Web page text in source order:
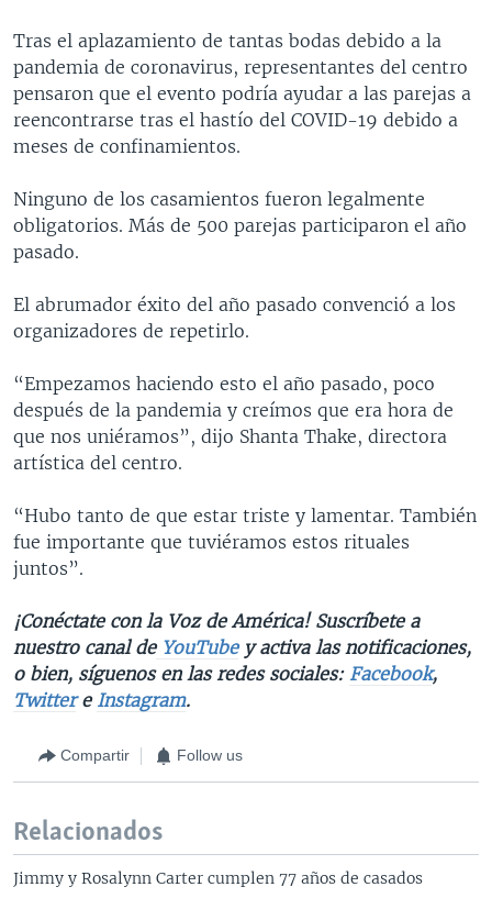
Tras el aplazamiento de tantas bodas debido a la
pandemia de coronavirus, representantes del centro
pensaron que el evento podría ayudar a las parejas a
reencontrarse tras el hastío del COVID-19 debido a
meses de confinamientos.
Ninguno de los casamientos fueron legalmente
obligatorios. Más de 500 parejas participaron el año
pasado.
El abrumador éxito del año pasado convenció a los
organizadores de repetirlo.
“Empezamos haciendo esto el año pasado, poco
después de la pandemia y creímos que era hora de
que nos uniéramos”, dijo Shanta Thake, directora
artística del centro.
“Hubo tanto de que estar triste y lamentar. También
fue importante que tuviéramos estos rituales
juntos”.
¡Conéctate con la Voz de América! Suscríbete a
nuestro canal deYouTubey activa las notificaciones,
o bien, síguenos en las redes sociales: Facebook,
Twittere Instagram.
Compartir Follow us
Relacionados
Jimmy y Rosalynn Carter cumplen 77 años de casados